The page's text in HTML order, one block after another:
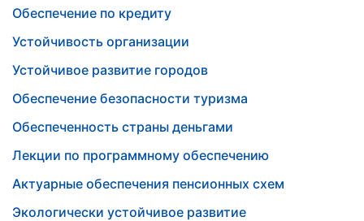
Обеспечение по кредиту
Устойчивость организации
Устойчивое развитие городов
Обеспечение безопасности туризма
Обеспеченность страны деньгами
Лекции по программному обеспечению
Актуарные обеспечения пенсионных схем
Экологически устойчивое развитие